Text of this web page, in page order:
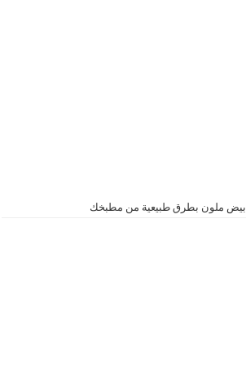
بيض ملون بطرق طبيعية من مطبخك